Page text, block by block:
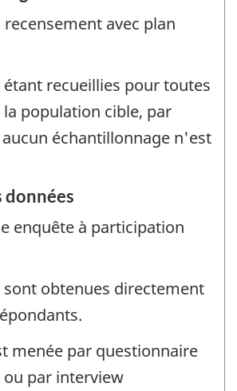
avec plan
étant recueillies pour toutes
population cible, par
échantillonnage n'est
données
enquête à participation
sont obtenues directement
menée par questionnaire
par interview